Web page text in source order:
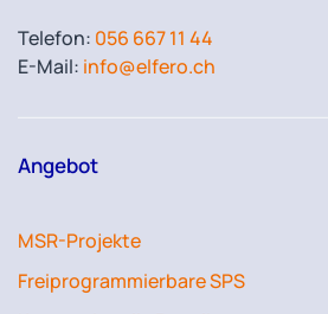
Telefon: 056 667 11 44
E-Mail: info@elfero.ch
Angebot
MSR-Projekte
Freiprogrammierbare SPS